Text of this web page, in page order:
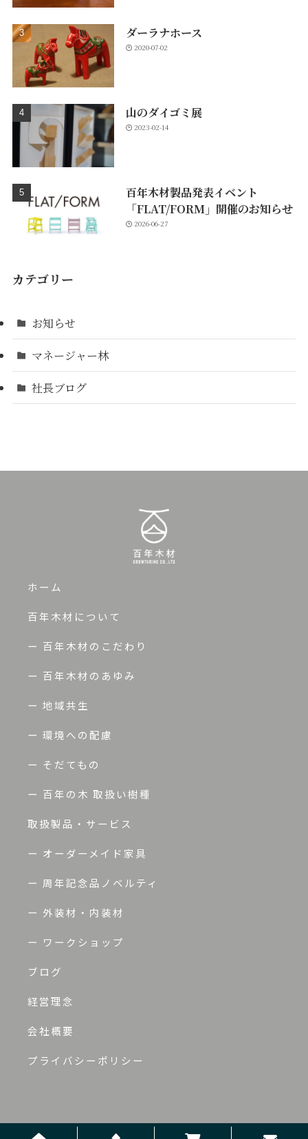
ダーラナホース
2020-07-02
山のダイゴミ展
2023-02-14
百年木材製品発表イベント
「FLAT/FORM」開催のお知らせ
2026-06-27
カテゴリー
お知らせ
マネージャー林
社長ブログ
ホーム
百年木材について
ー 百年木材のこだわり
ー 百年木材のあゆみ
ー 地域共生
ー 環境への配慮
ー そだてもの
ー 百年の木 取扱い樹種
取扱製品・サービス
ー オーダーメイド家具
ー 周年記念品ノベルティ
ー 外装材・内装材
ー ワークショップ
ブログ
経営理念
会社概要
プライバシーポリシー